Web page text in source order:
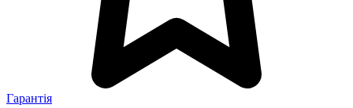
Гарантія